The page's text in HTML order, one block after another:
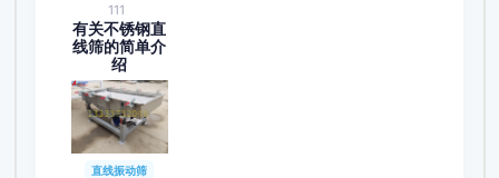
111
有关不锈钢直
线筛的简单介
绍
直线振动筛